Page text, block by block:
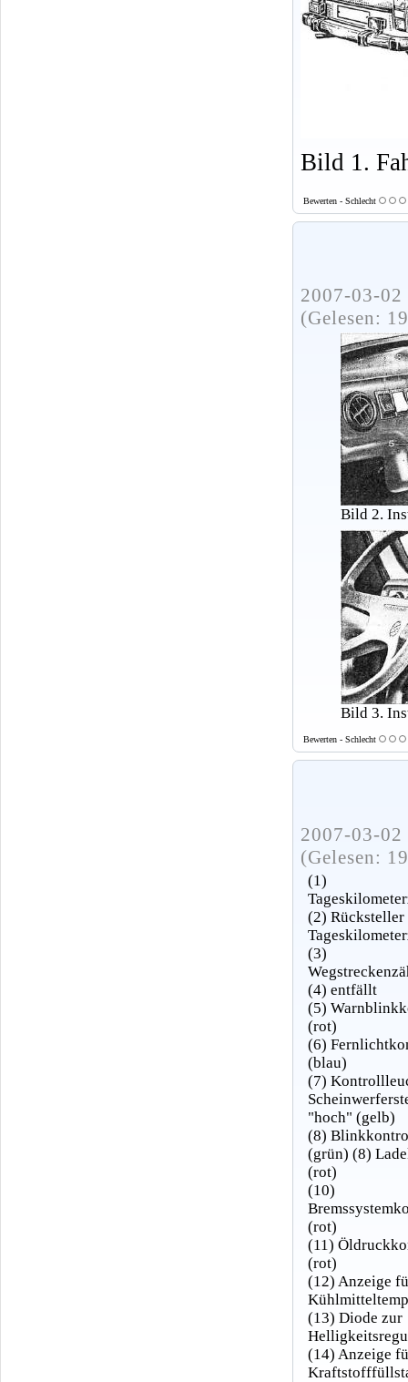
Bild 1.
Bewerten - Schlecht
2007-03-
(Gelesen:
Bild 2.
Bild 3.
Bewerten - Schlecht
2007-03-
(Gelesen:
(1)
(2)
(3)
(4) entfällt
(5)
(rot)
(6)
(blau)
(7)
"hoch" (gelb)
(8)
(grün) (8)
(rot)
(10)
(rot)
(11)
(rot)
(12) Anzeige
(13) Diode zur
(14) Anzeige